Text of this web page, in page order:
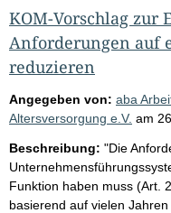
KOM-Vorschlag zur
Anforderungen auf
reduzieren
Angegeben von: aba
Altersversorgung e.V. am
Beschreibung: "Die
Funktion haben muss (Art.
basierend auf vielen